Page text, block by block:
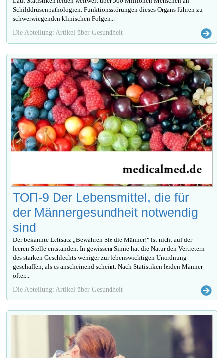
Schilddrüsenpathologien. Funktionsstörungen dieses Organs führen zu
schwerwiegenden klinischen Folgen...
Die Abteilung: Artikel über Gesundheit
ТОП-9 Der Lebensmittel, die für
der Männergesundheit notwendig
sind
Der bekannte Leitsatz „Bewahren Sie die Männer!" ist nicht auf der
leeren Stelle entstanden. In gewissem Sinne hat die Natur den Vertretern
des starken Geschlechts weniger zur lebenswichtigen Unordnung
geschaffen, als es anscheinend scheint. Nach Statistiken leiden Männer
öfter...
Die Abteilung: Artikel über Gesundheit